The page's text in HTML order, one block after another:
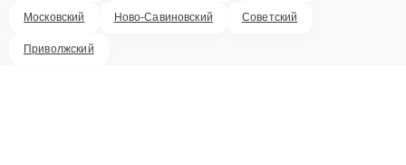
Московский Ново-Савиновский Советский
Приволжский